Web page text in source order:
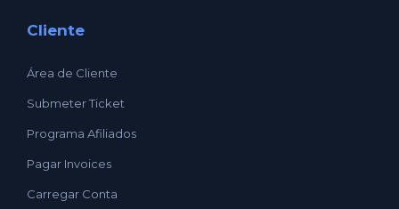
Cliente
Área de Cliente
Submeter Ticket
Programa Afiliados
Pagar Invoices
Carregar Conta